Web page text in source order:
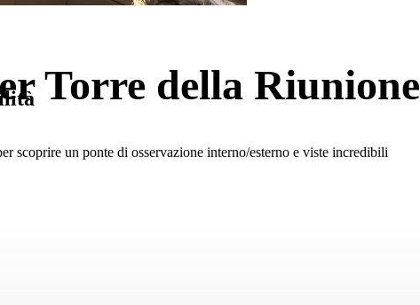
Torre della Riunione
scoprire un ponte di osservazione interno/esterno e viste incredibili